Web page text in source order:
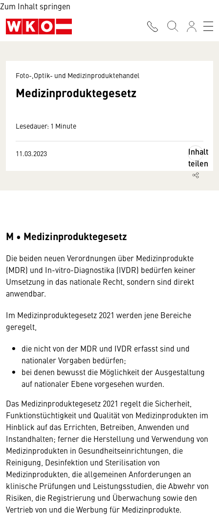
Zum Inhalt springen
Foto-,Optik- und Medizinproduktehandel
Medizinproduktegesetz
Lesedauer: 1 Minute
11.03.2023
Inhalt
teilen
M • Medizinproduktegesetz
Die beiden neuen Verordnungen über Medizinprodukte
(MDR) und In-vitro-Diagnostika (IVDR) bedürfen keiner
Umsetzung in das nationale Recht, sondern sind direkt
anwendbar.
Im Medizinproduktegesetz 2021 werden jene Bereiche
geregelt,
die nicht von der MDR und IVDR erfasst sind und
nationaler Vorgaben bedürfen;
bei denen bewusst die Möglichkeit der Ausgestaltung
auf nationaler Ebene vorgesehen wurden.
Das Medizinproduktegesetz 2021 regelt die Sicherheit,
Funktionstüchtigkeit und Qualität von Medizinprodukten im
Hinblick auf das Errichten, Betreiben, Anwenden und
Instandhalten; ferner die Herstellung und Verwendung von
Medizinprodukten in Gesundheitseinrichtungen, die
Reinigung, Desinfektion und Sterilisation von
Medizinprodukten, die allgemeinen Anforderungen an
klinische Prüfungen und Leistungsstudien, die Abwehr von
Risiken, die Registrierung und Überwachung sowie den
Vertrieb von und die Werbung für Medizinprodukte.